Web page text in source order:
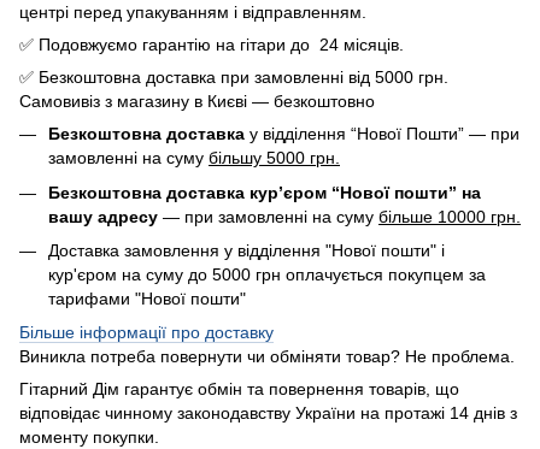
центрі перед упакуванням і відправленням.
✅ Подовжуємо гарантію на гітари до 24 місяців.
✅ Безкоштовна доставка при замовленні від 5000 грн.
Самовивіз з магазину в Києві — безкоштовно
Безкоштовна доставка у відділення “Нової Пошти” — при
замовленні на суму більшу 5000 грн.
Безкоштовна доставка кур’єром “Нової пошти” на
вашу адресу — при замовленні на суму більше 10000 грн.
Доставка замовлення у відділення "Нової пошти" і
кур'єром на суму до 5000 грн оплачується покупцем за
тарифами "Нової пошти"
Більше інформації про доставку
Виникла потреба повернути чи обміняти товар? Не проблема.
Гітарний Дім гарантує обмін та повернення товарів, що
відповідає чинному законодавству України на протажі 14 днів з
моменту покупки.